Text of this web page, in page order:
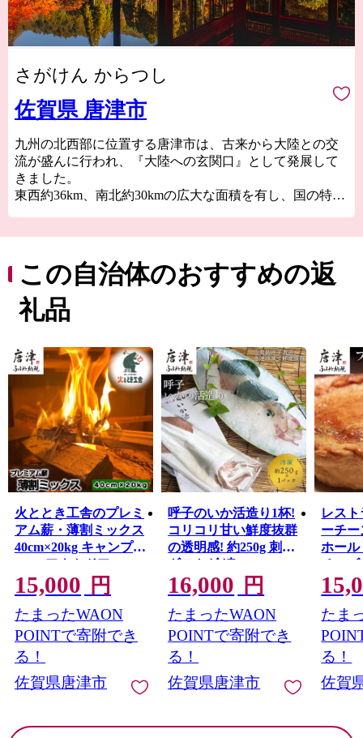
さがけん からつし
佐賀県 唐津市
九州の北西部に位置する唐津市は、古来から大陸との交
流が盛んに行われ、『大陸への玄関口』として発展して
きました。
東西約36km、南北約30kmの広大な面積を有し、国の特別
品“唐津焼”、日本三大朝市”呼子の朝市”など、自然・歴
史・文化に溢れています。
この自治体のおすすめの返
礼品
火ととき工舎のプレミ
アム薪・薄割ミックス
40cm×20kg キャンプ
BBQ アウトドア
15,000 円
たまったWAON
POINTで寄附でき
る！
佐賀県唐津市
呼子のいか活造り1杯!
コリコリ甘い鮮度抜群
の透明感! 約250g 刺身
ギフト 冷凍
16,000 円
たまったWAON
POINTで寄附でき
る！
佐賀県唐津市
レス
ーチ
ホール
チー
たま
る！
佐賀